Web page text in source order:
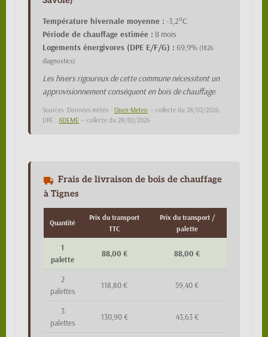
Température hivernale moyenne : -3,2°C
Période de chauffage estimée : 8 mois
Logements énergivores (DPE E/F/G) : 69,9% (1826
diagnostics)
Les hivers rigoureux de cette commune nécessitent un
approvisionnement conséquent en bois de chauffage.
Sources :Données météo : Open-Meteo — collecte du 28/02/2026,
DPE : ADEME — collecte du 28/02/2026
Frais de livraison de bois de chauffage
à Tignes
Quantité
Prix du transport
TTC
Prix du transport /
palette
1
palette
88,00 € 88,00 €
2
palettes
118,80 € 59,40 €
3
palettes
130,90 € 43,63 €